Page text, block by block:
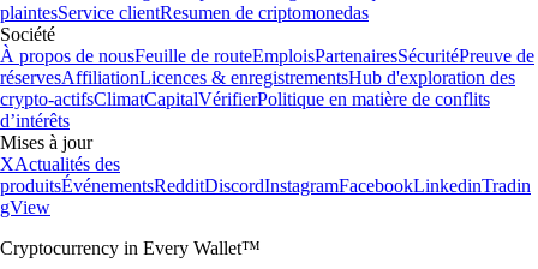
plaintesService clientResumen de criptomonedas
Société
À propos de nousFeuille de routeEmploisPartenairesSécuritéPreuve de
réservesAffiliationLicences & enregistrementsHub d'exploration des
crypto-actifsClimatCapitalVérifierPolitique en matière de conflits
d’intérêts
Mises à jour
XActualités des
produitsÉvénementsRedditDiscordInstagramFacebookLinkedinTradin
gView
Cryptocurrency in Every Wallet™